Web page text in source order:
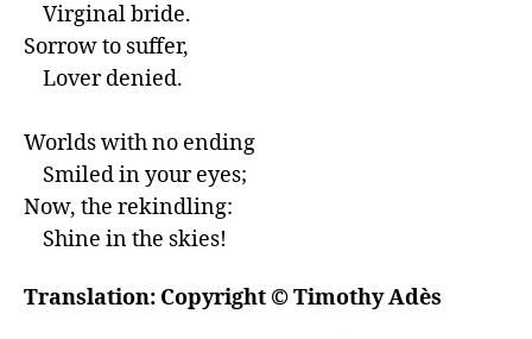
Virginal bride.
Sorrow to suffer,
Lover denied.
Worlds with no ending
Smiled in your eyes;
Now, the rekindling:
Shine in the skies!
Translation: Copyright © Timothy Adès